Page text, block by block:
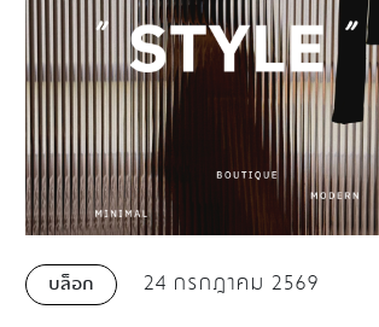
บล็อก 24 กรกฎาคม 2569